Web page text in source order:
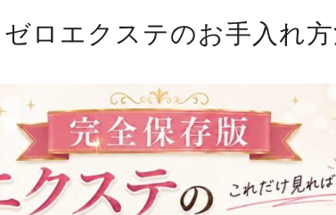
ゼロエクステのお手入れ